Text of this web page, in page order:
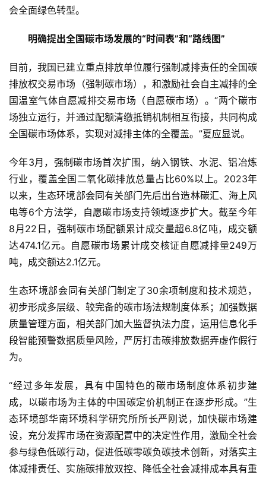
会全面绿色转型。
明确提出全国碳市场发展的“时间表”和“路线图”
目前，我国已建立重点排放单位履行强制减排责任的全国碳
排放权交易市场（强制碳市场），和激励社会自主减排的全
国温室气体自愿减排交易市场（自愿碳市场）。“两个碳市
场独立运行，并通过配额清缴抵销机制相互衔接，共同构成
全国碳市场体系，实现对减排主体的全覆盖。”夏应显说。
今年3月，强制碳市场首次扩围，纳入钢铁、水泥、铝冶炼
行业，覆盖全国二氧化碳排放总量占比60%以上。2023年
以来，生态环境部会同有关部门先后出台造林碳汇、海上风
电等6个方法学，自愿碳市场支持领域逐步扩大。截至今年
8月22日，强制碳市场配额累计成交量超6.8亿吨，成交额
达474.1亿元。自愿碳市场累计成交核证自愿减排量249万
吨，成交额达2.1亿元。
生态环境部会同有关部门制定了30余项制度和技术规范，
初步形成多层级、较完备的碳市场法规制度体系；加强数据
质量管理方面，相关部门加大监督执法力度，运用信息化手
段智能预警数据质量风险，严厉打击碳排放数据弄虚作假行
为。
“经过多年发展，具有中国特色的碳市场制度体系初步建
成，以碳市场为主体的中国碳定价机制正在逐步形成。”生
态环境部华南环境科学研究所所长严刚说，加快碳市场建
设，充分发挥市场在资源配置中的决定性作用，激励全社会
参与绿色低碳行动，促进低碳零碳负碳技术创新，对落实主
体减排责任、实施碳排放双控、降低全社会减排成本具有重